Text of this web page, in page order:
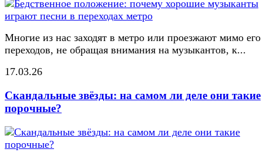
Многие из нас заходят в метро или проезжают мимо его
переходов, не обращая внимания на музыкантов, к...
17.03.26
Скандальные звёзды: на самом ли деле они такие
порочные?